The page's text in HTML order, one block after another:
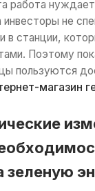
работа
инвесторы не
в станции,
Поэтому
пользуются
магазин
зеленую